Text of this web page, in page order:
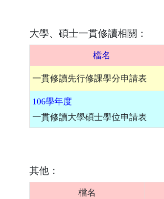
大學、碩士一貫修讀相關：
檔名
一貫修讀先行修課學分申請表
106學年度
一貫修讀大學碩士學位申請表
其他：
檔名